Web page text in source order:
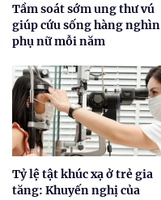
Tầm soát sớm ung thư vú
giúp cứu sống hàng nghìn
phụ nữ mỗi năm
Tỷ lệ tật khúc xạ ở trẻ gia
tăng: Khuyến nghị của